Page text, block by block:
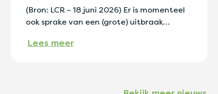
(Bron: LCR – 18 juni 2026) Er is momenteel
ook sprake van een (grote) uitbraak…
Lees meer